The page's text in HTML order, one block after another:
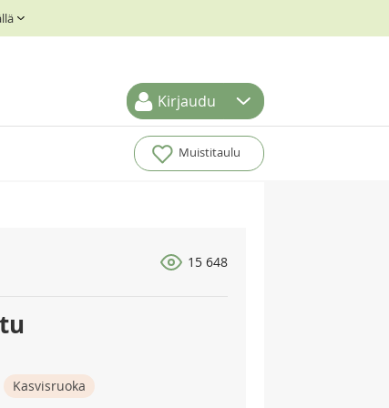
Kirjaudu
Muistitaulu
15 648
Kasvisruoka